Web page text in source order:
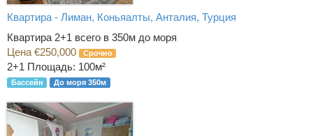
Квартира - Лиман, Коньяалты, Анталия, Турция
Квартира 2+1 всего в 350м до моря
Цена €250,000
Срочно
2+1 Площадь: 100м²
Бассейн До моря 350м